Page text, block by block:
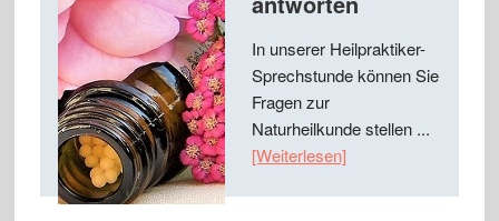
In unserer Heilpraktiker-
Sprechstunde können Sie
Fragen zur
Naturheilkunde stellen ...
[Weiterlesen]